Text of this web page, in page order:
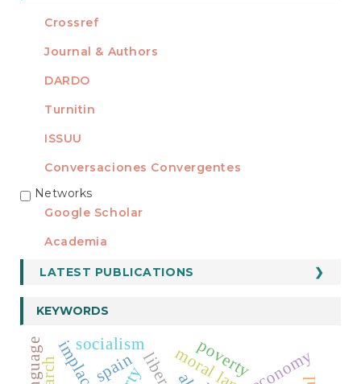
Crossref
Journal & Authors
DARDO
Turnitin
ISSUU
Conversaciones Convergentes
REDES
Networks
Google Scholar
Academia
LATEST PUBLICATIONS
KEYWORDS
economy
socialism poverty
spain